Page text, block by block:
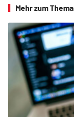
Mehr zum Thema